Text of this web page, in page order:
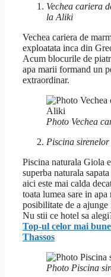
Vechea cariera
la Aliki
Vechea cariera de
exploatata inca din
Acum blocurile de
apa marii formand un
extraordinar.
Photo Vechea
Piscina
Piscina naturala Giola
superba naturala
aici este mai calda
toata lumea sare in apa
posibilitate de a ajunge
Nu stii ce hotel sa
Top-ul celor mai
Thassos
Photo Piscina